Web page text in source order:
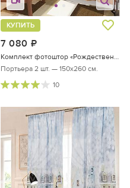
7 080
КУПИТЬ
Комплект фотоштор «Рождественский вечер»
Портьера 2 шт. — 150х260 см.
10